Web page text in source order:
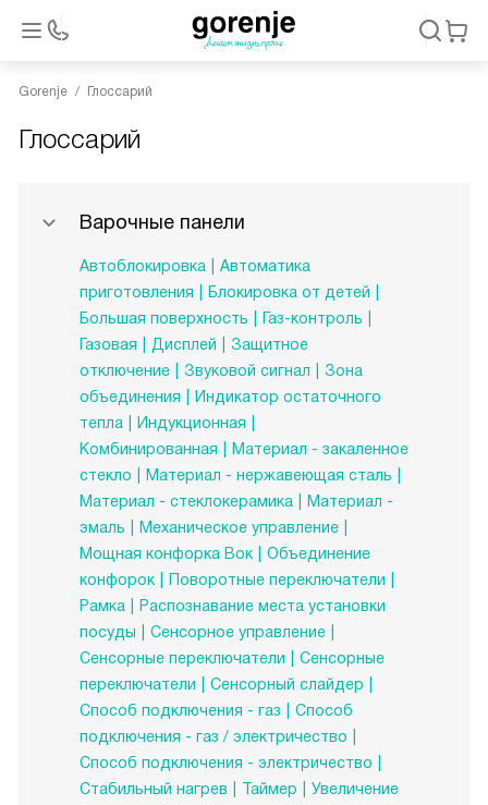
Gorenje Глоссарий
Глоссарий
Варочные панели
Автоблокировка
Автоматика
приготовления
Блокировка от детей
Большая поверхность
Газ-контроль
Газовая
Дисплей
Защитное
отключение
Звуковой сигнал
Зона
объединения
Индикатор остаточного
тепла
Индукционная
Комбинированная
Материал - закаленное
стекло
Материал - нержавеющая сталь
Материал - стеклокерамика
Материал -
эмаль
Механическое управление
Мощная конфорка Вок
Объединение
конфорок
Поворотные переключатели
Рамка
Распознавание места установки
посуды
Сенсорное управление
Сенсорные переключатели
Сенсорные
переключатели
Сенсорный слайдер
Способ подключения - газ
Способ
подключения - газ / электричество
Способ подключения - электричество
Стабильный нагрев
Таймер
Увеличение